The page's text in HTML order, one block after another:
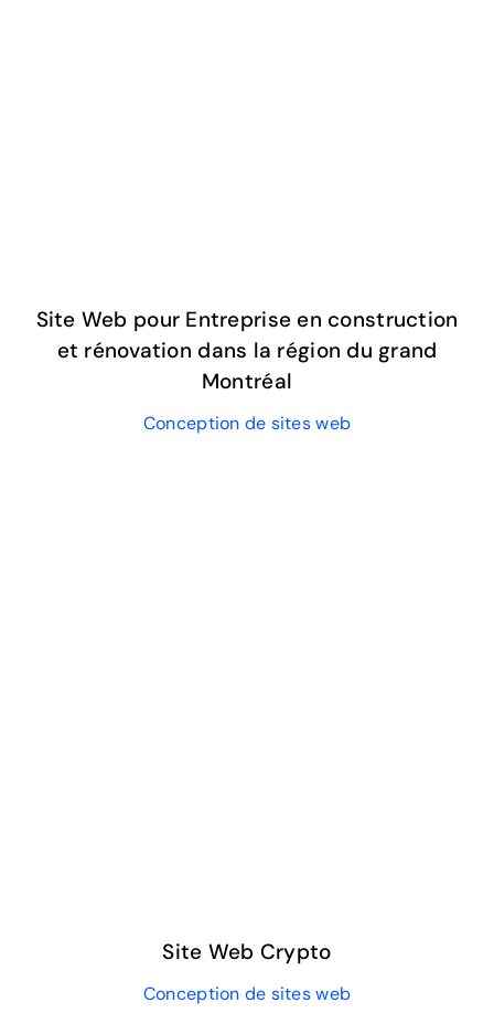
Site Web pour Entreprise en construction
et rénovation dans la région du grand
Montréal
Conception de sites web
Site Web Crypto
Conception de sites web